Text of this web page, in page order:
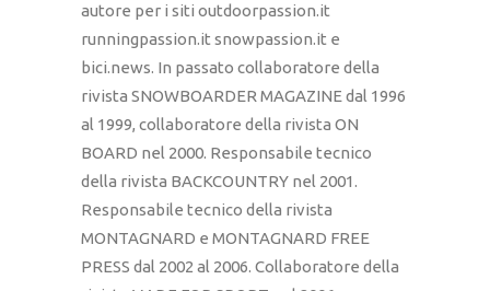
autore per i siti outdoorpassion.it
runningpassion.it snowpassion.it e
bici.news. In passato collaboratore della
rivista SNOWBOARDER MAGAZINE dal 1996
al 1999, collaboratore della rivista ON
BOARD nel 2000. Responsabile tecnico
della rivista BACKCOUNTRY nel 2001.
Responsabile tecnico della rivista
MONTAGNARD e MONTAGNARD FREE
PRESS dal 2002 al 2006. Collaboratore della